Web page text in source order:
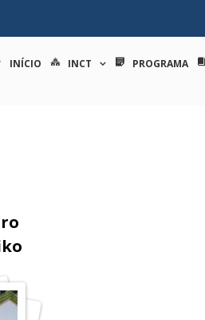
de
INÍCIO INCT PROGRAMA